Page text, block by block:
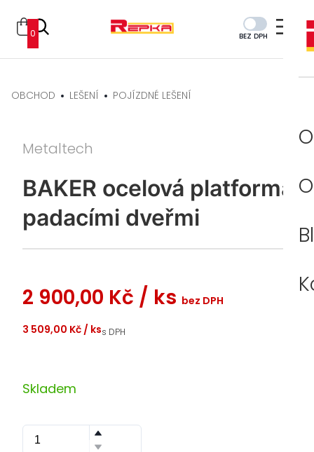
0 BEZ DPH
OBCHOD LEŠENÍ POJÍZDNÉ LEŠENÍ
Metaltech
BAKER ocelová platforma s
padacími dveřmi
2 900,00 Kč / ks bez DPH
3 509,00 Kč / kss DPH
Skladem